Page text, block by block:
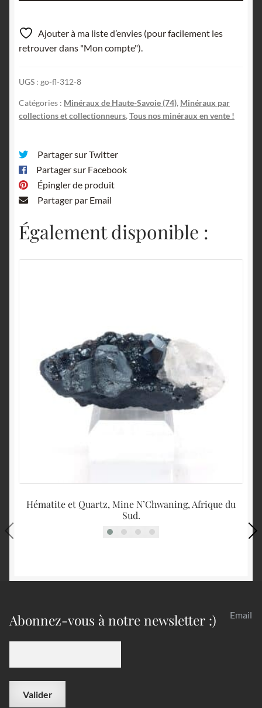
de
Plomb,
Usine
Giffre,
Haute-
Savoie.
Ajouter à ma liste d’envies (pour facilement les
retrouver dans "Mon compte").
UGS : go-fl-312-8
Catégories : Minéraux de Haute-Savoie (74), Minéraux par
collections et collectionneurs, Tous nos minéraux en vente !
Partager sur Twitter
Partager sur Facebook
Épingler de produit
Partager par Email
Également disponible :
Hématite et Quartz, Mine N’Chwaning, Afrique du
Sud.
Abonnez-vous à notre newsletter :) Email